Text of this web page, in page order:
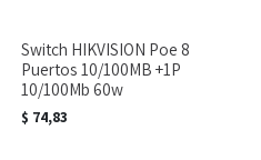
Switch HIKVISION Poe 8
Puertos 10/100MB +1P
10/100Mb 60w
$ 74,83